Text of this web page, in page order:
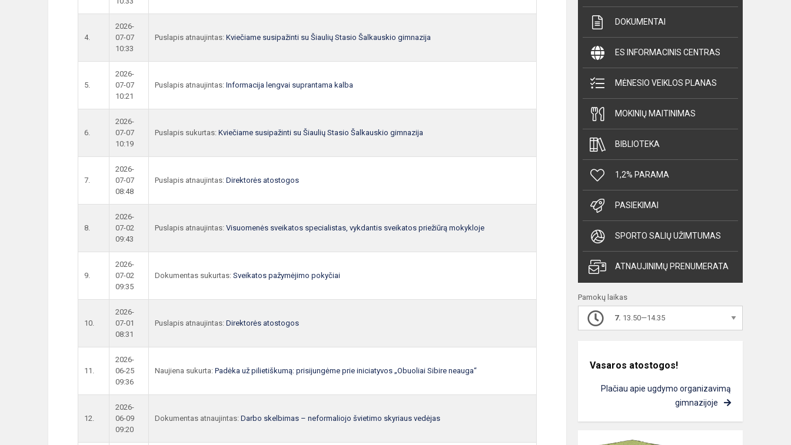
4.
2026-
07-07
10:33
Puslapis atnaujintas: Kviečiame susipažinti su Šiaulių Stasio Šalkauskio gimnazija
5.
2026-
07-07
10:21
Puslapis atnaujintas: Informacija lengvai suprantama kalba
6.
2026-
07-07
10:19
Puslapis sukurtas: Kviečiame susipažinti su Šiaulių Stasio Šalkauskio gimnazija
7.
2026-
07-07
08:48
Puslapis atnaujintas: Direktorės atostogos
8.
2026-
07-02
09:43
Puslapis atnaujintas: Visuomenės sveikatos specialistas, vykdantis sveikatos priežiūrą mokykloje
9.
2026-
07-02
09:35
Dokumentas sukurtas: Sveikatos pažymėjimo pokyčiai
10.
2026-
07-01
08:31
Puslapis atnaujintas: Direktorės atostogos
11.
2026-
06-25
09:36
Naujiena sukurta: Padėka už pilietiškumą: prisijungėme prie iniciatyvos „Obuoliai Sibire neauga“
12.
2026-
06-09
09:20
Dokumentas atnaujintas: Darbo skelbimas – neformaliojo švietimo skyriaus vedėjas
DOKUMENTAI
ES INFORMACINIS CENTRAS
MĖNESIO VEIKLOS PLANAS
MOKINIŲ MAITINIMAS
BIBLIOTEKA
1,2% PARAMA
PASIEKIMAI
SPORTO SALIŲ UŽIMTUMAS
ATNAUJINIMŲ PRENUMERATA
Pamokų laikas
7. 13.50—14.35
Vasaros atostogos!
Plačiau apie ugdymo organizavimą
gimnazijoje